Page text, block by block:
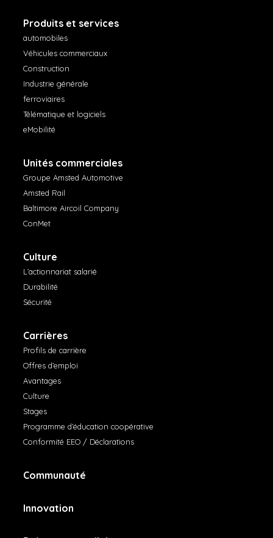
Produits et services
automobiles
Véhicules commerciaux
Construction
Industrie générale
ferroviaires
Télématique et logiciels
eMobilité
Unités commerciales
Groupe Amsted Automotive
Amsted Rail
Baltimore Aircoil Company
ConMet
Culture
L’actionnariat salarié
Durabilité
Sécurité
Carrières
Profils de carrière
Offres d’emploi
Avantages
Culture
Stages
Programme d’éducation coopérative
Conformité EEO / Déclarations
Communauté
Innovation